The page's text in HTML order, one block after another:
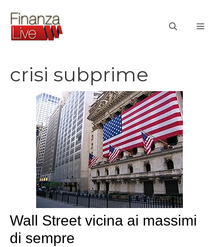
contenuto
crisi subprime
Wall Street vicina ai massimi
di sempre